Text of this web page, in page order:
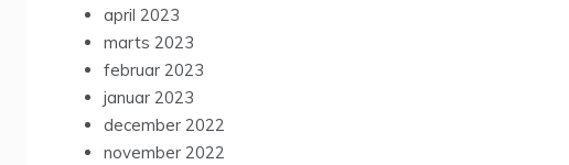
april 2023
marts 2023
februar 2023
januar 2023
december 2022
november 2022